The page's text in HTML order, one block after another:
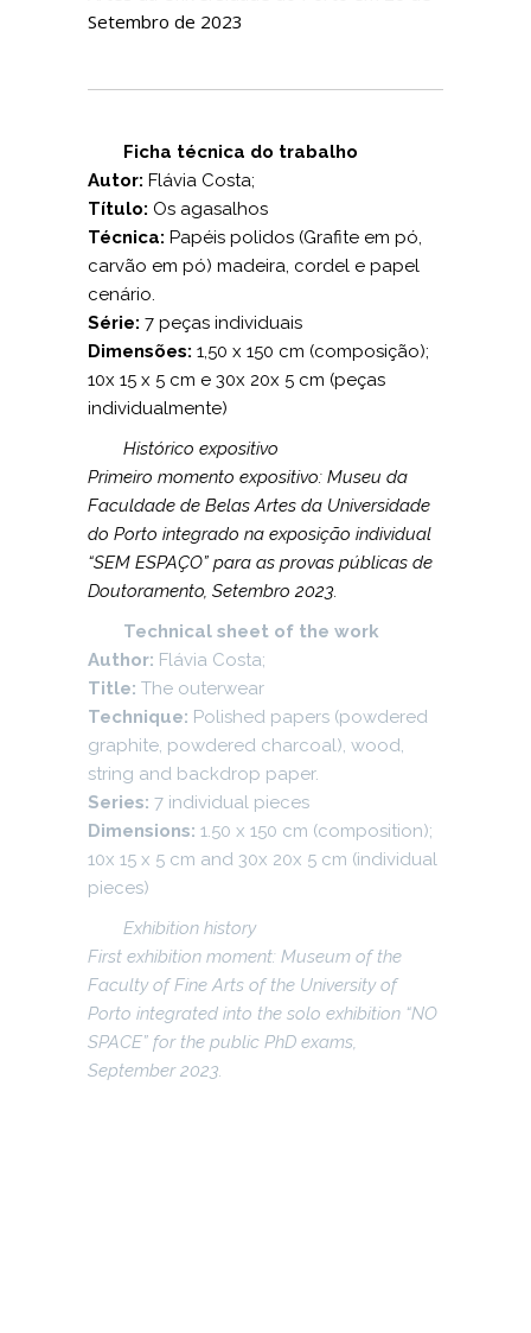
Setembro de 2023
Ficha técnica do trabalho
Autor: Flávia Costa;
Título: Os agasalhos
Técnica: Papéis polidos (Grafite em pó,
carvão em pó) madeira, cordel e papel
cenário.
Série: 7 peças individuais
Dimensões: 1,50 x 150 cm (composição);
10x 15 x 5 cm e 30x 20x 5 cm (peças
individualmente)
Histórico expositivo
Primeiro momento expositivo: Museu da
Faculdade de Belas Artes da Universidade
do Porto integrado na exposição individual
“SEM ESPAÇO” para as provas públicas de
Doutoramento, Setembro 2023.
Technical sheet of the work
Author: Flávia Costa;
Title: The outerwear
Technique: Polished papers (powdered
graphite, powdered charcoal), wood,
string and backdrop paper.
Series: 7 individual pieces
Dimensions: 1.50 x 150 cm (composition);
10x 15 x 5 cm and 30x 20x 5 cm (individual
pieces)
Exhibition history
First exhibition moment: Museum of the
Faculty of Fine Arts of the University of
Porto integrated into the solo exhibition “NO
SPACE” for the public PhD exams,
September 2023.